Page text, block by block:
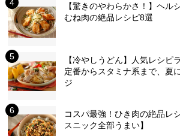
【驚きのやわらかさ！】ヘル
むね肉の絶品レシピ8選
【冷やしうどん】人気レシピ
定番からスタミナ系まで、夏
ジ
コスパ最強！ひき肉の絶品レ
スニック全部うまい】